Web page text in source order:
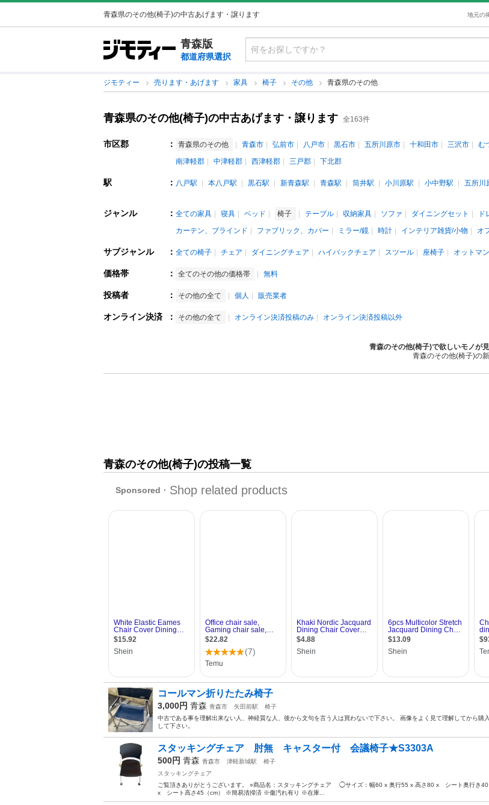
青森県のその他(椅子)の中古あげます・譲ります 地元の
青森版
都道府県選択
ジモティー 売ります・あげます 家具 椅子 その他 青森県のその他
青森県のその他(椅子)の中古あげます・譲ります 全163件
市区郡 ： 青森県のその他 青森市 弘前市 八戸市 黒石市 五所川原市 十和田市 三沢市 む
南津軽郡
中津軽郡 西津軽郡 三戸郡 下北郡
駅 ： 八戸駅 本八戸駅 黒石駅 新青森駅 青森駅 筒井駅 小川原駅 小中野駅 五所川
ジャンル ： 全ての家具 寝具 ベッド 椅子 テーブル 収納家具 ソファ ダイニングセット ド
カーテン、ブラインド
ファブリック、カバー ミラー/鏡 時計 インテリア雑貨/小物 オ
サブジャンル ： 全ての椅子 チェア ダイニングチェア ハイバックチェア スツール 座椅子 オットマン
価格帯 ： 全てのその他の価格帯 無料
投稿者 ： その他の全て 個人 販売業者
オンライン決済 ： その他の全て オンライン決済投稿のみ オンライン決済投稿以外
青森のその他(椅子)で欲しいモノが
青森のその他(椅子)の
青森のその他(椅子)の投稿一覧
コールマン折りたたみ椅子
3,000円 青森 青森市 矢田前駅
椅子
中古である事を理解出来ない人、神経質な人、後から文句を言う人は買わないで下さい。 画像をよく見て理解してから購入
して下さい。
スタッキングチェア 肘無 キャスター付 会議椅子★S3303A
500円 青森 青森市 津軽新城駅
椅子
スタッキングチェア
ご覧頂きありがとうございます。 ○商品名：スタッキングチェア ◯サイズ：幅60 x 奥行55 x 高さ80 x シート奥行き
x シート高さ45（cm） ※簡易清掃済 ※傷汚れ有り ※在庫...